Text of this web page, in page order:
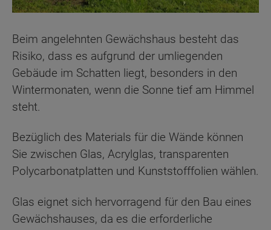
Beim angelehnten Gewächshaus besteht das
Risiko, dass es aufgrund der umliegenden
Gebäude im Schatten liegt, besonders in den
Wintermonaten, wenn die Sonne tief am Himmel
steht.
Bezüglich des Materials für die Wände können
Sie zwischen Glas, Acrylglas, transparenten
Polycarbonatplatten und Kunststofffolien wählen.
Glas eignet sich hervorragend für den Bau eines
Gewächshauses, da es die erforderliche